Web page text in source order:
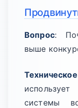
Вопрос:
выше
системы